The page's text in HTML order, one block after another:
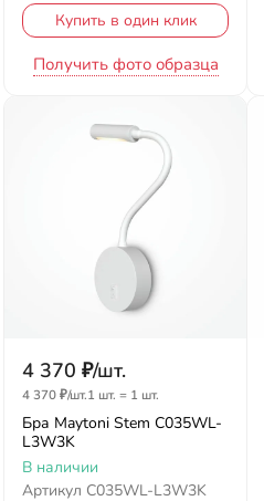
Купить в один клик
Получить фото образца
4 370 ₽/шт.
4 370₽/шт.1 шт. = 1 шт.
Бра Maytoni Stem C035WL-
L3W3K
В наличии
Артикул C035WL-L3W3K